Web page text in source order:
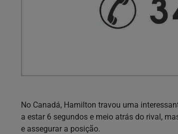
No Canadá, Hamilton travou uma
a estar 6 segundos e meio atrás do rival,
e assegurar a posição.